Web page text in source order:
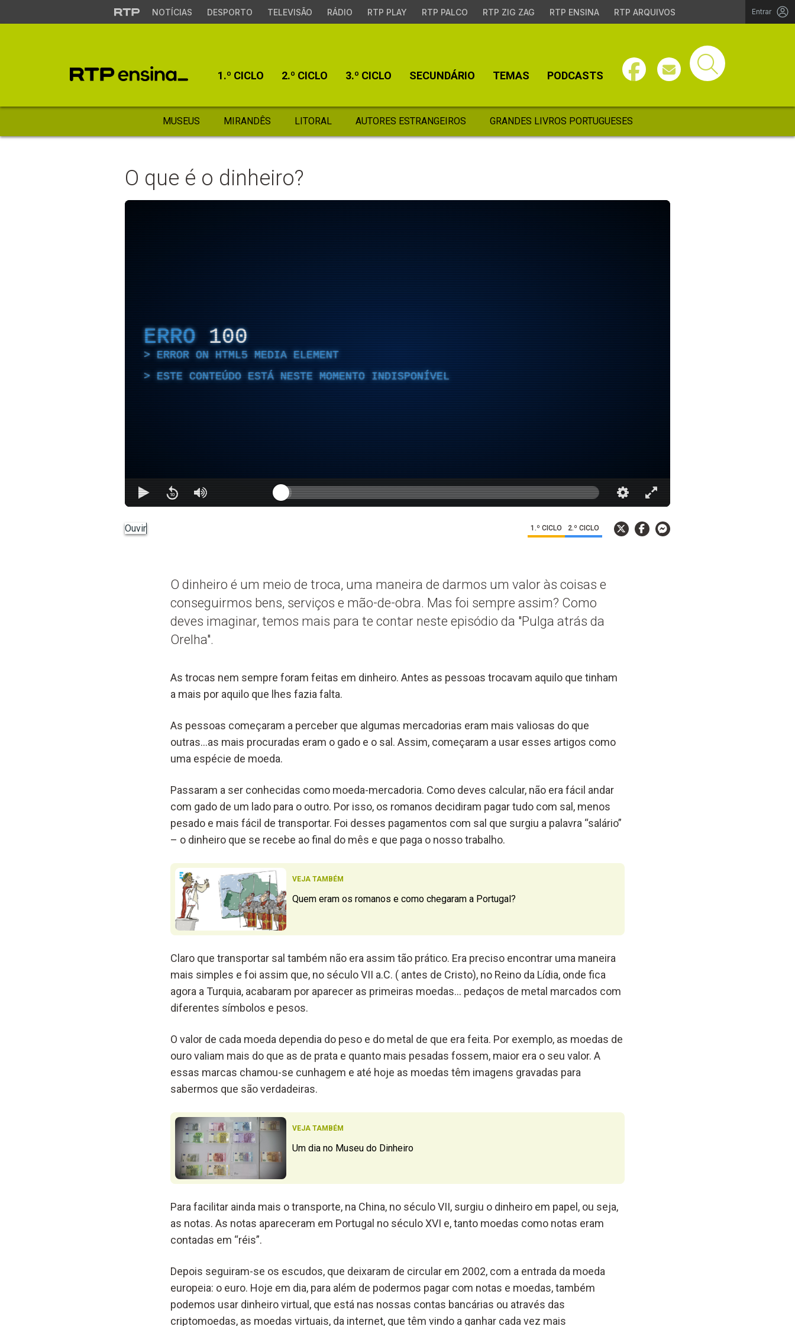
NOTÍCIAS DESPORTO TELEVISÃO RÁDIO RTP PLAY RTP PALCO RTP ZIG ZAG RTP ENSINA RTP ARQUIVOS Entrar
1.º CICLO 2.º CICLO 3.º CICLO SECUNDÁRIO TEMAS PODCASTS
MUSEUS MIRANDÊS LITORAL AUTORES ESTRANGEIROS GRANDES LIVROS PORTUGUESES
O que é o dinheiro?
ERRO 100
ERROR ON HTML5 MEDIA ELEMENT
ESTE CONTEÚDO ESTÁ NESTE MOMENTO INDISPONÍVEL
Ouvir 1.º CICLO 2.º CICLO
O dinheiro é um meio de troca, uma maneira de darmos um valor às coisas e
conseguirmos bens, serviços e mão-de-obra. Mas foi sempre assim? Como
deves imaginar, temos mais para te contar neste episódio da "Pulga atrás da
Orelha".
As trocas nem sempre foram feitas em dinheiro. Antes as pessoas trocavam aquilo que tinham
a mais por aquilo que lhes fazia falta.
As pessoas começaram a perceber que algumas mercadorias eram mais valiosas do que
outras…as mais procuradas eram o gado e o sal. Assim, começaram a usar esses artigos como
uma espécie de moeda.
Passaram a ser conhecidas como moeda-mercadoria. Como deves calcular, não era fácil andar
com gado de um lado para o outro. Por isso, os romanos decidiram pagar tudo com sal, menos
pesado e mais fácil de transportar. Foi desses pagamentos com sal que surgiu a palavra “salário”
– o dinheiro que se recebe ao final do mês e que paga o nosso trabalho.
VEJA TAMBÉM
Quem eram os romanos e como chegaram a Portugal?
Claro que transportar sal também não era assim tão prático. Era preciso encontrar uma maneira
mais simples e foi assim que, no século VII a.C. ( antes de Cristo), no Reino da Lídia, onde fica
agora a Turquia, acabaram por aparecer as primeiras moedas… pedaços de metal marcados com
diferentes símbolos e pesos.
O valor de cada moeda dependia do peso e do metal de que era feita. Por exemplo, as moedas de
ouro valiam mais do que as de prata e quanto mais pesadas fossem, maior era o seu valor. A
essas marcas chamou-se cunhagem e até hoje as moedas têm imagens gravadas para
sabermos que são verdadeiras.
VEJA TAMBÉM
Um dia no Museu do Dinheiro
Para facilitar ainda mais o transporte, na China, no século VII, surgiu o dinheiro em papel, ou seja,
as notas. As notas apareceram em Portugal no século XVI e, tanto moedas como notas eram
contadas em “réis”.
Depois seguiram-se os escudos, que deixaram de circular em 2002, com a entrada da moeda
europeia: o euro. Hoje em dia, para além de podermos pagar com notas e moedas, também
podemos usar dinheiro virtual, que está nas nossas contas bancárias ou através das
criptomoedas, as moedas virtuais, da internet, que têm vindo a ganhar cada vez mais